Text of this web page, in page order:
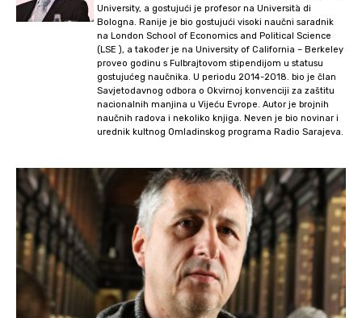
University, a gostujući je profesor na Università di
Bologna. Ranije je bio gostujući visoki naučni saradnik
na London School of Economics and Political Science
(LSE ), a također je na University of California – Berkeley
proveo godinu s Fulbrajtovom stipendijom u statusu
gostujućeg naučnika. U periodu 2014-2018. bio je član
Savjetodavnog odbora o Okvirnoj konvenciji za zaštitu
nacionalnih manjina u Vijeću Evrope. Autor je brojnih
naučnih radova i nekoliko knjiga. Neven je bio novinar i
urednik kultnog Omladinskog programa Radio Sarajeva.